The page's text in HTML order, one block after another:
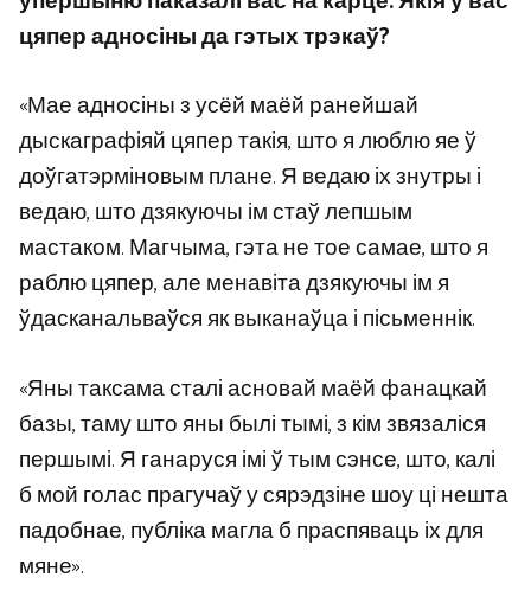
цяпер адносіны да гэтых трэкаў?
«Мае адносіны з усёй маёй ранейшай
дыскаграфіяй цяпер такія, што я люблю яе ў
доўгатэрміновым плане. Я ведаю іх знутры і
ведаю, што дзякуючы ім стаў лепшым
мастаком. Магчыма, гэта не тое самае, што я
раблю цяпер, але менавіта дзякуючы ім я
ўдасканальваўся як выканаўца і пісьменнік.
«Яны таксама сталі асновай маёй фанацкай
базы, таму што яны былі тымі, з кім звязаліся
першымі. Я ганаруся імі ў тым сэнсе, што, калі
б мой голас прагучаў у сярэдзіне шоу ці нешта
падобнае, публіка магла б праспяваць іх для
мяне».